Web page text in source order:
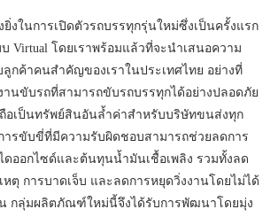
ยิ่งในการเปิดตัวรถบรรทุกรุ่นใหม่ซึ่งเป็นครั้งแรก
Virtual โดยเราพร้อมแล้วที่จะนำเสนอความ
กค้าคนสำคัญของเราในประเทศไทย อย่างที่
านขับรถที่สามารถขับรถบรรทุกได้อย่างปลอดภัย
อเป็นทรัพย์สินอันล้ำค่าสำหรับบริษัทขนส่งทุก
ารขับขี่ที่มีความรับผิดชอบสามารถช่วยลดการ
ออกไซด์และต้นทุนน้ำมันเชื้อเพลิง รวมทั้งลด
หตุ การบาดเจ็บ และลดการหยุดวิ่งงานโดยไม่ได้
กลุ่มผลิตภัณฑ์ใหม่นี้จึงได้รับการพัฒนาโดยมุ่ง